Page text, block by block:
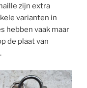
zijn extra
varianten in
hebben vaak maar
de plaat van